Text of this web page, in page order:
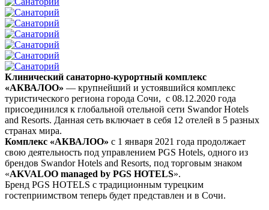
Клинический санаторно-курортный комплекс
«АКВАЛОО» — крупнейший и устоявшийся комплекс
туристического региона города Сочи, с 08.12.2020 года
присоединился к глобальной отельной сети Swandor Hotels
and Resorts. Данная сеть включает в себя 12 отелей в 5 разных
странах мира.
Комплекс «АКВАЛОО» c 1 января 2021 года продолжает
свою деятельность под управлением PGS Hotels, одного из
брендов Swandor Hotels and Resorts, под торговым знаком
«AKVALOO managed by PGS HOTELS».
Бренд PGS HOTELS с традиционным турецким
гостеприимством теперь будет представлен и в Сочи.